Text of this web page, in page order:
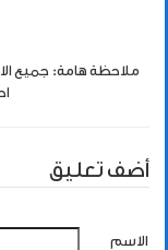
ملاحظة هامة: جميع
أضف تعليق
الاسم